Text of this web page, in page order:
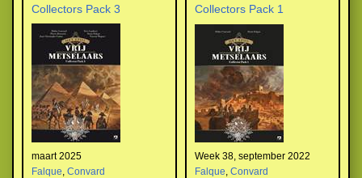
Collectors Pack 3
maart 2025
Falque, Convard
Collectors Pack 1
Week 38, september 2022
Falque, Convard